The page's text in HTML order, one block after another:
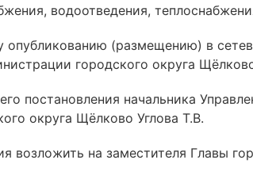
водоотведения,
(размещению) в
городского округа
постановления начальника
округа Щёлково Углова Т.В.
возложить на заместителя Главы